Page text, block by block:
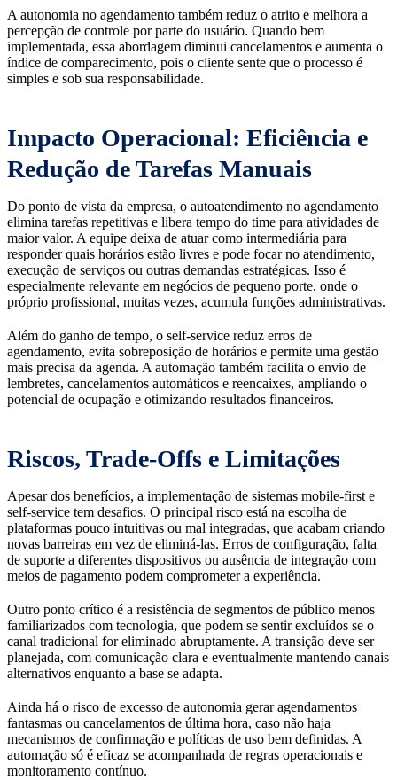
A autonomia no agendamento também reduz o atrito e melhora a
percepção de controle por parte do usuário. Quando bem
implementada, essa abordagem diminui cancelamentos e aumenta o
índice de comparecimento, pois o cliente sente que o processo é
simples e sob sua responsabilidade.
Impacto Operacional: Eficiência e
Redução de Tarefas Manuais
Do ponto de vista da empresa, o autoatendimento no agendamento
elimina tarefas repetitivas e libera tempo do time para atividades de
maior valor. A equipe deixa de atuar como intermediária para
responder quais horários estão livres e pode focar no atendimento,
execução de serviços ou outras demandas estratégicas. Isso é
especialmente relevante em negócios de pequeno porte, onde o
próprio profissional, muitas vezes, acumula funções administrativas.
Além do ganho de tempo, o self-service reduz erros de
agendamento, evita sobreposição de horários e permite uma gestão
mais precisa da agenda. A automação também facilita o envio de
lembretes, cancelamentos automáticos e reencaixes, ampliando o
potencial de ocupação e otimizando resultados financeiros.
Riscos, Trade-Offs e Limitações
Apesar dos benefícios, a implementação de sistemas mobile-first e
self-service tem desafios. O principal risco está na escolha de
plataformas pouco intuitivas ou mal integradas, que acabam criando
novas barreiras em vez de eliminá-las. Erros de configuração, falta
de suporte a diferentes dispositivos ou ausência de integração com
meios de pagamento podem comprometer a experiência.
Outro ponto crítico é a resistência de segmentos de público menos
familiarizados com tecnologia, que podem se sentir excluídos se o
canal tradicional for eliminado abruptamente. A transição deve ser
planejada, com comunicação clara e eventualmente mantendo canais
alternativos enquanto a base se adapta.
Ainda há o risco de excesso de autonomia gerar agendamentos
fantasmas ou cancelamentos de última hora, caso não haja
mecanismos de confirmação e políticas de uso bem definidas. A
automação só é eficaz se acompanhada de regras operacionais e
monitoramento contínuo.